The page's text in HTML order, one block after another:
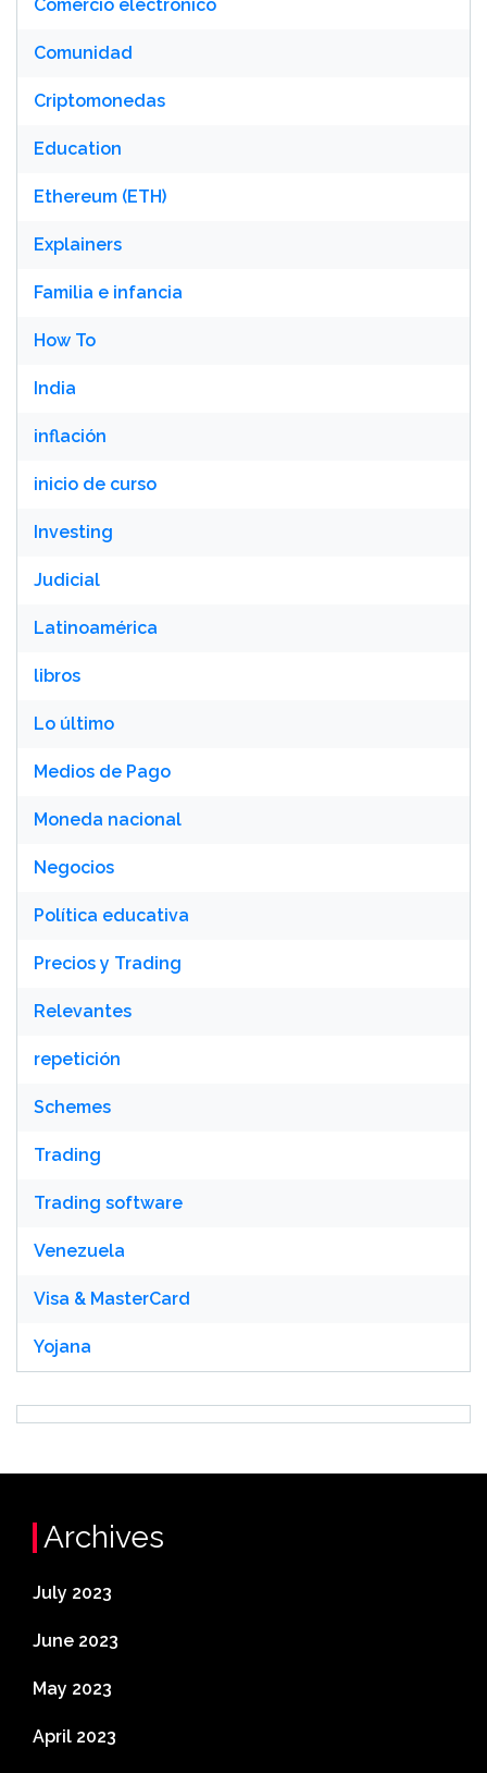
Comercio electrónico
Comunidad
Criptomonedas
Education
Ethereum (ETH)
Explainers
Familia e infancia
How To
India
inflación
inicio de curso
Investing
Judicial
Latinoamérica
libros
Lo último
Medios de Pago
Moneda nacional
Negocios
Política educativa
Precios y Trading
Relevantes
repetición
Schemes
Trading
Trading software
Venezuela
Visa & MasterCard
Yojana
Archives
July 2023
June 2023
May 2023
April 2023